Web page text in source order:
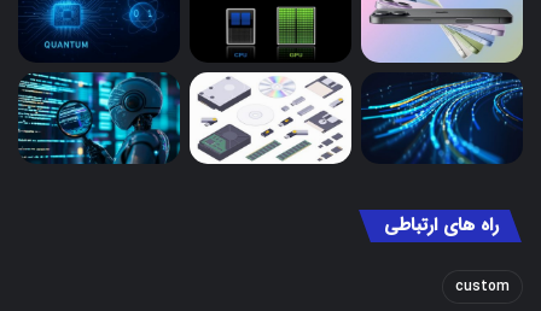
راه های ارتباطی
custom